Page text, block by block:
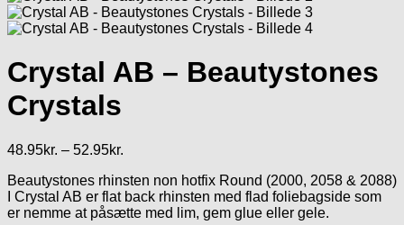
Crystal AB – Beautystones
Crystals
48.95kr. – 52.95kr.
til
52.95kr.
Beautystones rhinsten non hotfix Round (2000, 2058 & 2088)
I Crystal AB er flat back rhinsten med flad foliebagside som
er nemme at påsætte med lim, gem glue eller gele.